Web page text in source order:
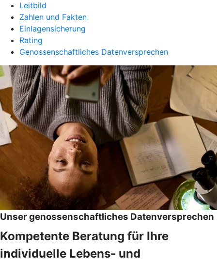
Leitbild
Zahlen und Fakten
Einlagensicherung
Rating
Genossenschaftliches Datenversprechen
Unser genossenschaftliches Datenversprechen
Kompetente Beratung für Ihre
individuelle Lebens- und